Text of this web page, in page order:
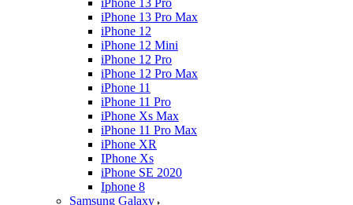
iPhone 13 Pro
iPhone 13 Pro Max
iPhone 12
iPhone 12 Mini
iPhone 12 Pro
iPhone 12 Pro Max
iPhone 11
iPhone 11 Pro
iPhone Xs Max
iPhone 11 Pro Max
iPhone XR
IPhone Xs
iPhone SE 2020
Iphone 8
Samsung Galaxy